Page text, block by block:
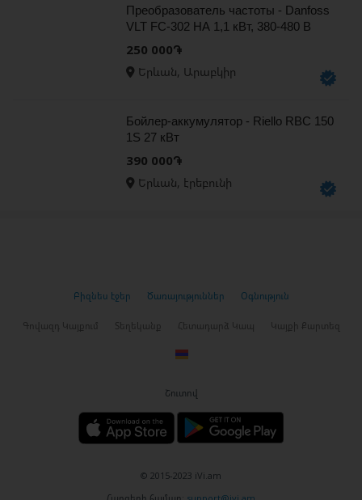
Преобразователь частоты - Danfoss
VLT FC-302 НА 1,1 кВт, 380-480 В
250 000֏
Երևան, Արաբկիր
Бойлер-аккумулятор - Riello RBC 150
1S 27 кВт
390 000֏
Երևան, էրեբունի
Բիզնես էջեր Ծառայություններ Օգնություն
Գովազդ Կայքում Տեղեկանք Հետադարձ Կապ Կայքի Քարտեզ
Շուտով
© 2015-2023 iVi.am